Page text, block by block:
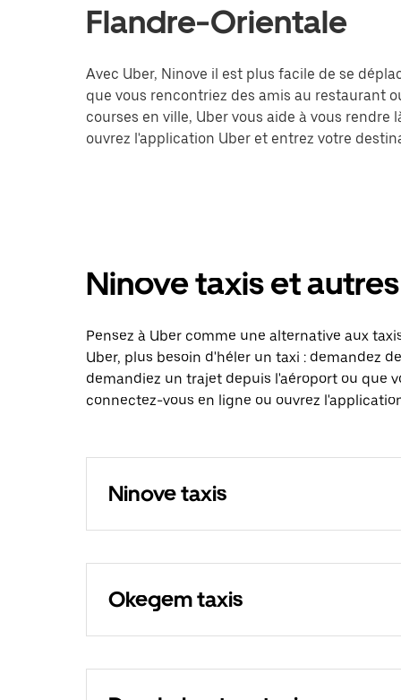
Flandre-Orientale
Avec Uber, Ninove il est plus facile de se
que vous rencontriez des amis au restaurant
courses en ville, Uber vous aide à vous rendre
ouvrez l'application Uber et entrez votre
Ninove taxis et
Pensez à Uber comme une alternative aux
Uber, plus besoin d'héler un taxi : demandez
demandiez un trajet depuis l'aéroport ou que
connectez-vous en ligne ou ouvrez
Ninove taxis
Okegem taxis